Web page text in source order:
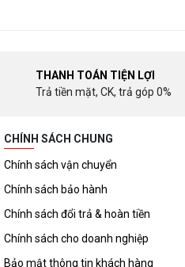
THANH TOÁN TIỆN LỢI
Trả tiền mặt, CK, trả góp 0%
CHÍNH SÁCH CHUNG
Chính sách vận chuyển
Chính sách bảo hành
Chính sách đổi trả & hoàn tiền
Chính sách cho doanh nghiệp
Bảo mật thông tin khách hàng